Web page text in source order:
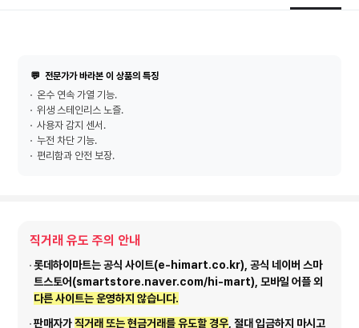
💬 전문가가 바라본 이 상품의 특징
온수 연속 가열 기능.
위생 스테인리스 노즐.
사용자 감지 센서.
누전 차단 기능.
편리함과 안전 보장.
직거래 유도 주의 안내
롯데하이마트는 공식 사이트(e-himart.co.kr), 공식 네이버 스마
트스토어(smartstore.naver.com/hi-mart), 모바일 어플 외
다른 사이트는 운영하지 않습니다.
판매자가직거래 또는 현금거래를 유도할 경우, 절대 입금하지 마시고